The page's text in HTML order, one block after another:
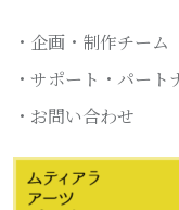
・企画・制作チー
・サポート・パート
・お問い合わせ